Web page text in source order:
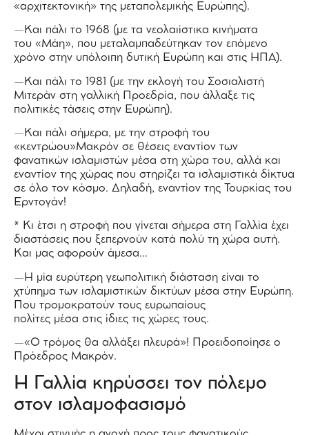
«αρχιτεκτονική» της μεταπολεμικής Ευρώπης).
—Και πάλι το 1968 (με τα νεολαιίστικα κινήματα
του «Μάη», που μεταλαμπαδεύτηκαν τον επόμενο
χρόνο στην υπόλοιπη δυτική Ευρώπη και στις ΗΠΑ).
—Και πάλι το 1981 (με την εκλογή του Σοσιαλιστή
Μιτεράν στη γαλλική Προεδρία, που άλλαξε τις
πολιτικές τάσεις στην Ευρώπη).
—Και πάλι σήμερα, με την στροφή του
«κεντρώου»Μακρόν σε θέσεις εναντίον των
φανατικών ισλαμιστών μέσα στη χώρα του, αλλά και
εναντίον της χώρας που στηρίζει τα ισλαμιστικά δίκτυα
σε όλο τον κόσμο. Δηλαδή, εναντίον της Τουρκίας του
Ερντογάν!
* Κι έτσι η στροφή που γίνεται σήμερα στη Γαλλία έχει
διαστάσεις που ξεπερνούν κατά πολύ τη χώρα αυτή.
Και μας αφορούν άμεσα…
—Η μία ευρύτερη γεωπολιτική διάσταση είναι το
χτύπημα των ισλαμιστικών δικτύων μέσα στην Ευρώπη.
Που τρομοκρατούν τους ευρωπαίους
πολίτες μέσα στις ίδιες τις χώρες τους.
—«Ο τρόμος θα αλλάξει πλευρά»! Προειδοποίησε ο
Πρόεδρος Μακρόν.
Η Γαλλία κηρύσσει τον πόλεμο
στον ισλαμοφασισμό